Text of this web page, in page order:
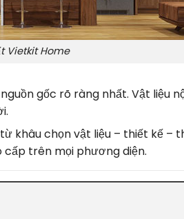
Vietkit Home
gốc rõ ràng nhất. Vật liệu
khâu chọn vật liệu – thiết kế –
trên mọi phương diện.